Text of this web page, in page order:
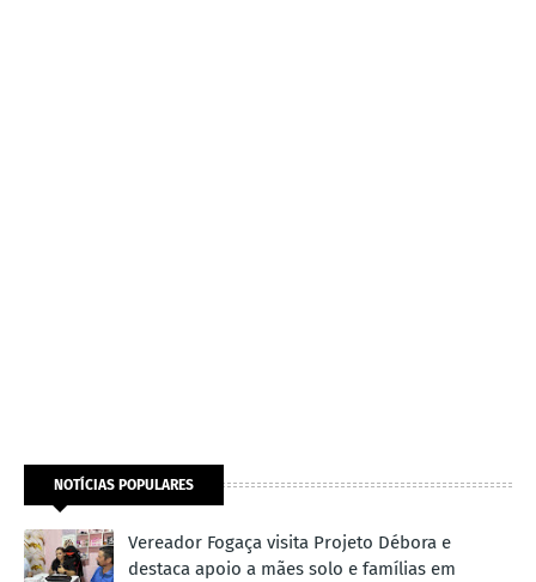
NOTÍCIAS POPULARES
Vereador Fogaça visita Projeto Débora e
destaca apoio a mães solo e famílias em